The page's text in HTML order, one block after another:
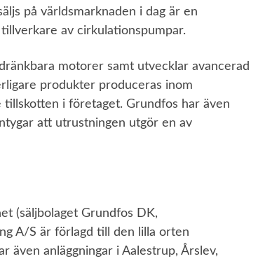
på världsmarknaden i dag är en
av cirkulationspumpar.
motorer samt utvecklar avancerad
produkter produceras inom
i företaget. Grundfos har även
att utrustningen utgör en av
(säljbolaget Grundfos DK,
A/S är förlagd till den lilla orten
även anläggningar i Aalestrup, Årslev,